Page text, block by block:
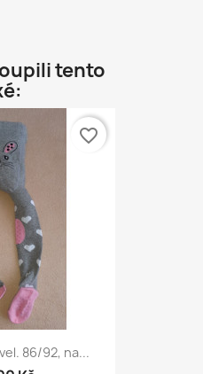
tento
86/92, na...
favorite_border